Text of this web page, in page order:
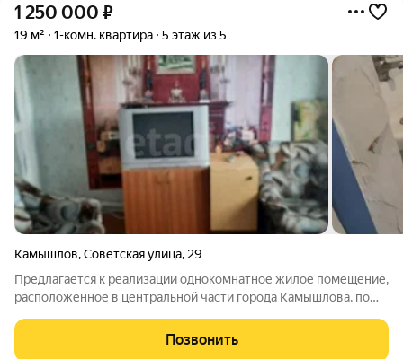
1 250 000 ₽
19 м² 1-комн. квартира 5 этаж из 5
Камышлов,Советская улица, 29
Предлагается к реализации однокомнатное жилое помещение,
расположенное в центральной части города Камышлова, по
жилого здания. Объект недвижимости требует проведения
капитального ремонта.
Позвонить